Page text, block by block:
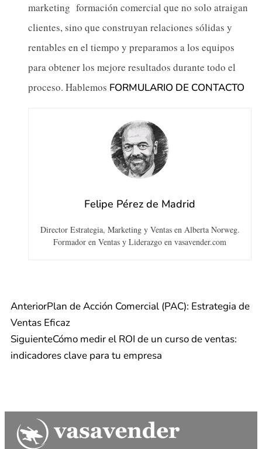
marketing formación comercial que no solo atraigan
clientes, sino que construyan relaciones sólidas y
rentables en el tiempo y preparamos a los equipos
para obtener los mejore resultados durante todo el
proceso. Hablemos FORMULARIO DE CONTACTO
Felipe Pérez de Madrid
Director Estrategia, Marketing y Ventas en Alberta Norweg.
Formador en Ventas y Liderazgo en vasavender.com
AnteriorPlan de Acción Comercial (PAC): Estrategia de
Ventas Eficaz
SiguienteCómo medir el ROI de un curso de ventas:
indicadores clave para tu empresa